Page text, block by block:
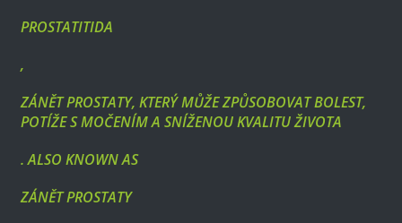
PROSTATITIDA
,
ZÁNĚT PROSTATY, KTERÝ MŮŽE ZPŮSOBOVAT BOLEST,
POTÍŽE S MOČENÍM A SNÍŽENOU KVALITU ŽIVOTA
. ALSO KNOWN AS
ZÁNĚT PROSTATY